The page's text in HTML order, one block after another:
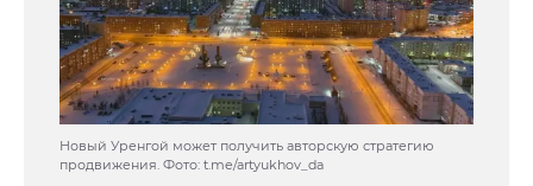
Новый Уренгой может получить авторскую стратегию
продвижения. Фото: t.me/artyukhov_da